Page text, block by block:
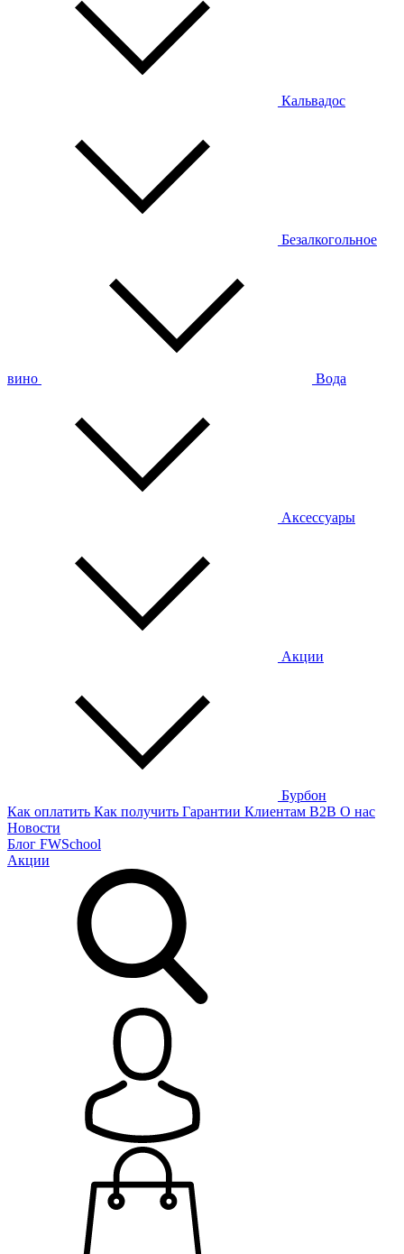
Кальвадос
Безалкогольное
вино Вода
Аксессуары
Акции
Бурбон
Как оплатить Как получить Гарантии Клиентам B2B О нас
Новости
Блог FWSchool
Акции